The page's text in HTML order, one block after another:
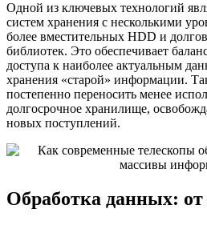
Одной из ключевых технологий
систем хранения с несколькими
более вместительных HDD и
библиотек. Это обеспечивает
доступа к наиболее актуальным
хранения «старой» информации.
постепенно переносить менее
долгосрочное хранилище,
новых поступлений.
Обработка данных: от